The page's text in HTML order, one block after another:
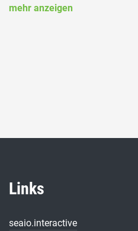
mehr anzeigen
Links
seaio.interactive